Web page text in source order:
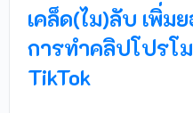
เคล็ด(ไม)ลับ เพิ่ม
การทำคลิปโปรโ
TikTok